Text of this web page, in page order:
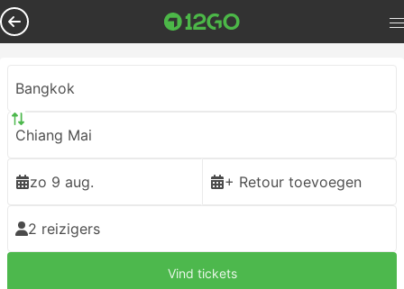
Bangkok
Chiang Mai
zo 9 aug. + Retour toevoegen
2 reizigers
Vind tickets